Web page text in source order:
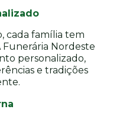
cada família tem
Funerária Nordeste
personalizado,
e tradições